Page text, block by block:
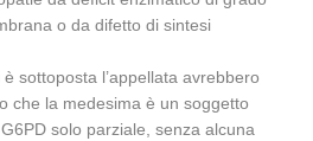
o da difetto di sintesi
sottoposta l’appellata avrebbero
che la medesima è un soggetto
solo parziale, senza alcuna